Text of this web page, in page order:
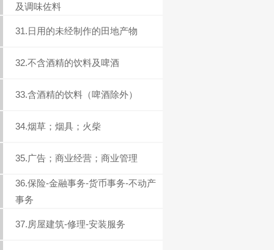
及调味佐料
31.日用的未经制作的田地产物
32.不含酒精的饮料及啤酒
33.含酒精的饮料（啤酒除外）
34.烟草；烟具；火柴
35.广告；商业经营；商业管理
36.保险-金融事务-货币事务-不动产
事务
37.房屋建筑-修理-安装服务